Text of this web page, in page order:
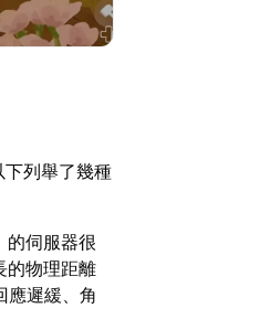
列舉了幾種
的伺服器很
的物理距離
應遲緩、角